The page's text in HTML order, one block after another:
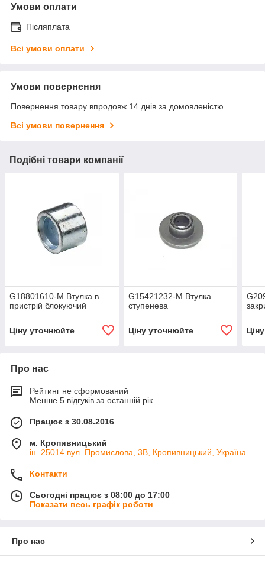
Умови оплати
Післяплата
Всі умови оплати
Умови повернення
Повернення товару впродовж 14 днів за домовленістю
Всі умови повернення
Подібні товари компанії
G18801610-M Втулка в
пристрій блокуючий
Ціну уточнюйте
G15421232-M Втулка
ступенева
Ціну уточнюйте
Про нас
Рейтинг не сформований
Менше 5 відгуків за останній рік
Працює з 30.08.2016
м. Кропивницький
ін. 25014 вул. Промислова, 3В, Кропивницький, Україна
Контакти
Сьогодні працює з 08:00 до 17:00
Показати весь графік роботи
Про нас